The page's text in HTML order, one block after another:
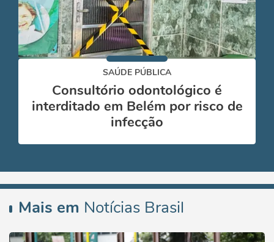
SAÚDE PÚBLICA
Consultório odontológico é
interditado em Belém por risco de
infecção
Mais em Notícias Brasil